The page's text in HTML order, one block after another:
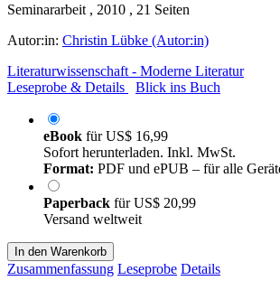
Seminararbeit , 2010 , 21 Seiten
Autor:in: Christin Lübke (Autor:in)
Literaturwissenschaft - Moderne Literatur
Leseprobe & Details
Blick ins Buch
eBook fürUS$ 16,99
Sofort herunterladen. Inkl. MwSt.
Format: PDF und ePUB – für alle
Paperback fürUS$ 20,99
Versand weltweit
In den Warenkorb
Zusammenfassung Leseprobe Details